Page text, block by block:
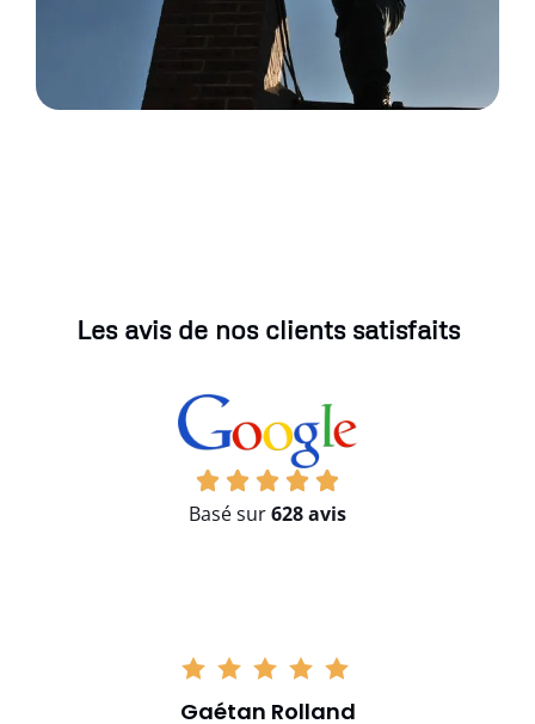
Les avis de nos clients satisfaits
Basé sur628 avis
Gaétan Rolland